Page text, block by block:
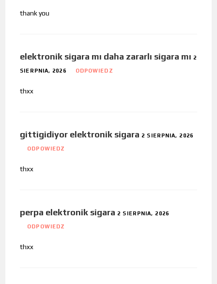
thank you
elektronik sigara mı daha zararlı sigara mı 2
SIERPNIA, 2026 ODPOWIEDZ
thxx
gittigidiyor elektronik sigara 2 SIERPNIA, 2026
ODPOWIEDZ
thxx
perpa elektronik sigara 2 SIERPNIA, 2026
ODPOWIEDZ
thxx